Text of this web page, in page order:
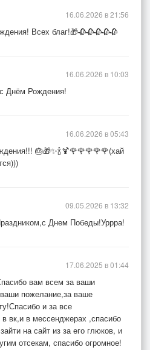
Всех благ!🎁🥀🥀🥀🥀🥀
16.06.2026 в 21:56
Днём Рождения!
16.06.2026 в 10:03
🎂🎁✨🍾🍹🌹🌹🌹🌹🌹(хай
16.06.2026 в 05:43
Днем Победы!Уррра!
09.05.2026 в 13:32
вам всем за ваши
пожелание,за ваше
и за все
в вк,и в мессенджерах ,спасибо
на сайт из за его глюков, и
отсекам, спасибо огромное!
17.06.2025 в 01:44